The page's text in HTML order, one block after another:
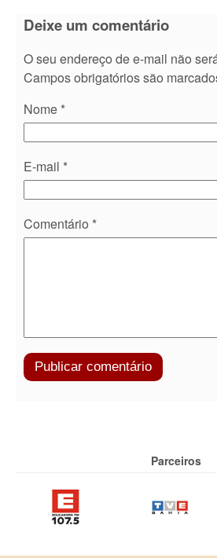
Deixe um comentário
O seu endereço de e-mail não
Campos obrigatórios são
Nome *
E-mail *
Comentário *
Parceiros